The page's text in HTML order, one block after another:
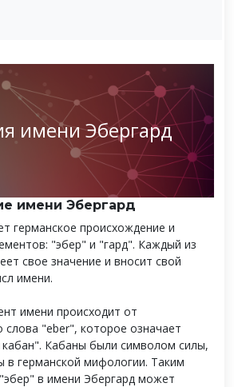
имени Эбергард
имени Эбергард
германское происхождение и
"эбер" и "гард". Каждый из
свое значение и вносит свой
имени.
имени происходит от
слова "eber", которое означает
кабан". Кабаны были символом силы,
в германской мифологии. Таким
в имени Эбергард может